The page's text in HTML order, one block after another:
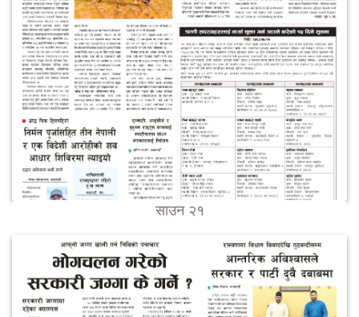
साउन २१